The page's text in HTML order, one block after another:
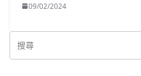
09/02/2024